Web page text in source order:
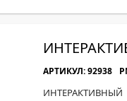
АРТИКУЛ: 92938
ИНТЕРАКТИВНЫЙ